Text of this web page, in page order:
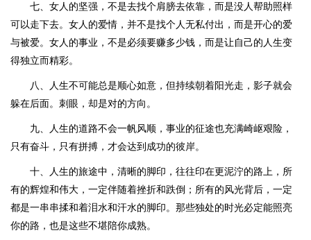
七、女人的坚强，不是去找个肩膀去依靠，而是没人帮助照样
可以走下去。女人的爱情，并不是找个人无私付出，而是开心的爱
与被爱。女人的事业，不是必须要赚多少钱，而是让自己的人生变
得独立而精彩。
八、人生不可能总是顺心如意，但持续朝着阳光走，影子就会
躲在后面。刺眼，却是对的方向。
九、人生的道路不会一帆风顺，事业的征途也充满崎岖艰险，
只有奋斗，只有拼搏，才会达到成功的彼岸。
十、人生的旅途中，清晰的脚印，往往印在更泥泞的路上，所
有的辉煌和伟大，一定伴随着挫折和跌倒；所有的风光背后，一定
都是一串串揉和着泪水和汗水的脚印。那些独处的时光必定能照亮
你的路，也是这些不堪陪你成熟。